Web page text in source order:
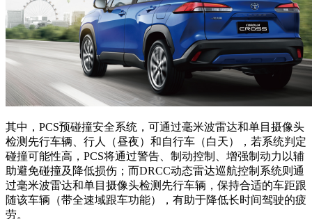
其中，PCS预碰撞安全系统，可通过毫米波雷达和单目摄像头
检测先行车辆、行人（昼夜）和自行车（白天），若系统判定
碰撞可能性高，PCS将通过警告、制动控制、增强制动力以辅
助避免碰撞及降低损伤；而DRCC动态雷达巡航控制系统则通
过毫米波雷达和单目摄像头检测先行车辆，保持合适的车距跟
随该车辆（带全速域跟车功能），有助于降低长时间驾驶的疲
劳。